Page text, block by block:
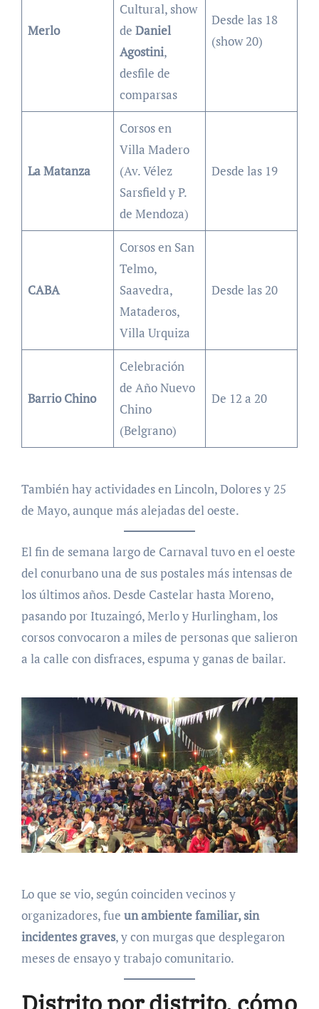
Merlo
Cultural, show
deDaniel
Agostini,
desfile de
comparsas
Desde las 18
(show 20)
La Matanza
Corsos en
Villa Madero
(Av. Vélez
Sarsfield y P.
de Mendoza)
Desde las 19
CABA
Corsos en San
Telmo,
Saavedra,
Mataderos,
Villa Urquiza
Desde las 20
Barrio Chino
Celebración
de Año Nuevo
Chino
(Belgrano)
De 12 a 20
También hay actividades en Lincoln, Dolores y 25
de Mayo, aunque más alejadas del oeste.
El fin de semana largo de Carnaval tuvo en el oeste
del conurbano una de sus postales más intensas de
los últimos años. Desde Castelar hasta Moreno,
pasando por Ituzaingó, Merlo y Hurlingham, los
corsos convocaron a miles de personas que salieron
a la calle con disfraces, espuma y ganas de bailar.
Lo que se vio, según coinciden vecinos y
organizadores, fue un ambiente familiar, sin
incidentes graves, y con murgas que desplegaron
meses de ensayo y trabajo comunitario.
Distrito por distrito, cómo